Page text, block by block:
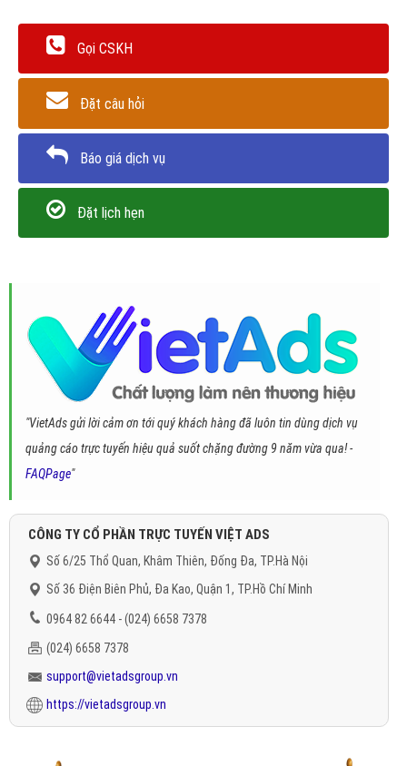
Gọi CSKH
Đặt câu hỏi
Báo giá dịch vụ
Đặt lịch hẹn
"VietAds gửi lời cảm ơn tới quý khách hàng đã luôn tin dùng dịch vụ
quảng cáo trực tuyến hiệu quả suốt chặng đường 9 năm vừa qua! -
FAQPage"
CÔNG TY CỔ PHẦN TRỰC TUYẾN VIỆT ADS
Số 6/25 Thổ Quan, Khâm Thiên, Đống Đa, TP.Hà Nội
Số 36 Điện Biên Phủ, Đa Kao, Quận 1, TP.Hồ Chí Minh
0964 82 6644 - (024) 6658 7378
(024) 6658 7378
support@vietadsgroup.vn
https://vietadsgroup.vn